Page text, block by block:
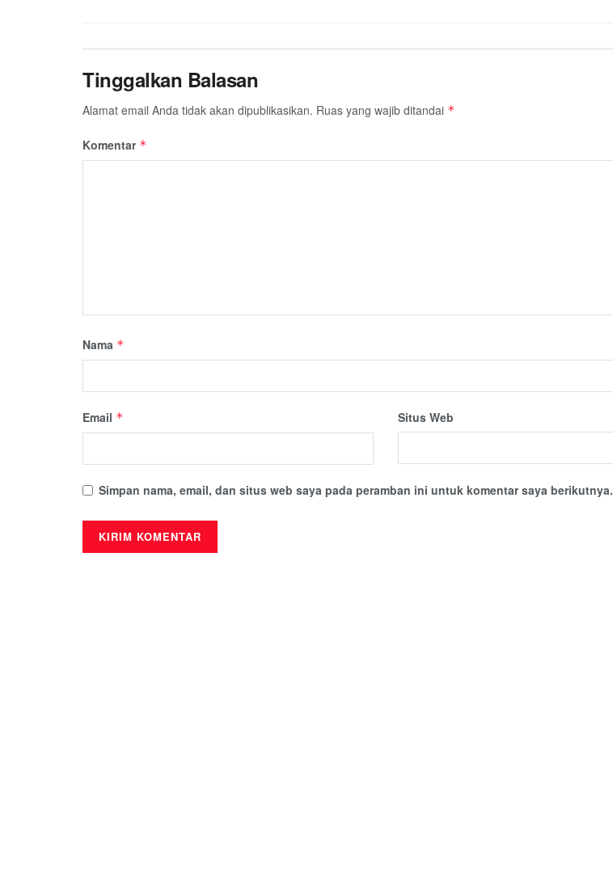
Tinggalkan Balasan
Alamat email Anda tidak akan dipublikasikan. Ruas yang wajib ditandai *
Komentar *
Nama *
Email * Situs Web
Simpan nama, email, dan situs web saya pada peramban ini untuk komentar saya berikutnya.